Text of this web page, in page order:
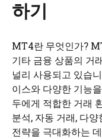
하기
MT4란 무엇인가?
기타 금융 상품의 거
널리 사용되고 있습
이스와 다양한 기능
두에게 적합한 거래
분석, 자동 거래, 다
전략을 극대화하는